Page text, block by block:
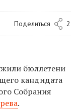
Поделиться 2
бюллетени
кандидата
Собрания
.